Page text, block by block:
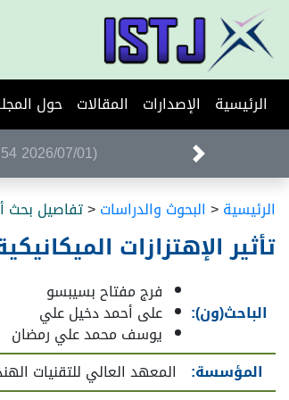
الرئيسية
الإصدارات المقالات حول
(2026/07/01 10:00:54 م)
الرئيسية< البحوث والدراسات<تفاصيل بحث
تأثير الإهتزازات
الباحث(ون):
فرج مفتاح بسيبسو
على أحمد دخيل علي
يوسف محمد علي رمضان
المؤسسة:
المعهد العالي للتقنيات